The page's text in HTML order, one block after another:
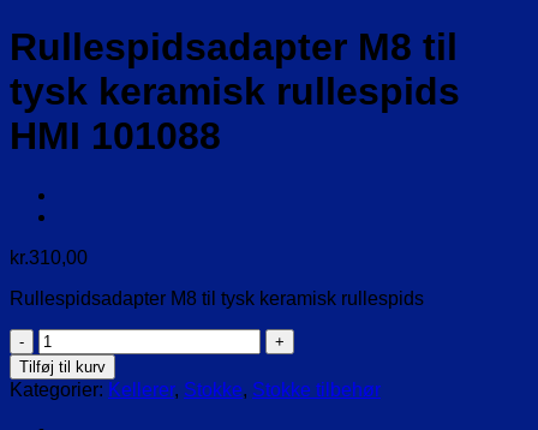
Rullespidsadapter M8 til
tysk keramisk rullespids
HMI 101088
kr.310,00
Rullespidsadapter M8 til tysk keramisk rullespids
Rullespidsadapter
M8
til
tysk
keramisk
Tilføj til kurv
Kategorier: Kellerer, Stokke, Stokke tilbehør